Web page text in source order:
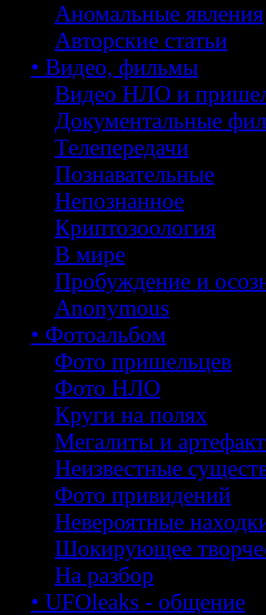
Аномальные явления
Авторские статьи
• Видео, фильмы
Видео НЛО и
Документальные
Телепередачи
Познавательные
Непознанное
Криптозоология
В мире
Пробуждение и
Anonymous
• Фотоальбом
Фото пришельцев
Фото НЛО
Круги на полях
Мегалиты и
Неизвестные
Фото привидений
Невероятные
Шокирующее
На разбор
• UFOleaks - общение